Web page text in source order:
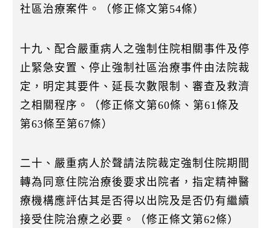
社區治療案件。（修正條文第54條）
十九、配合嚴重病人之強制住院相關事件及停
止緊急安置、停止強制社區治療事件由法院裁
定，明定其要件、延長次數限制、審查及救濟
之相關程序。（修正條文第60條、第61條及
第63條至第67條）
二十、嚴重病人於聲請法院裁定強制住院期間
轉為同意住院治療後要求出院者，指定精神醫
療機構應評估其是否得以出院及是否仍有繼續
接受住院治療之必要。（修正條文第62條）